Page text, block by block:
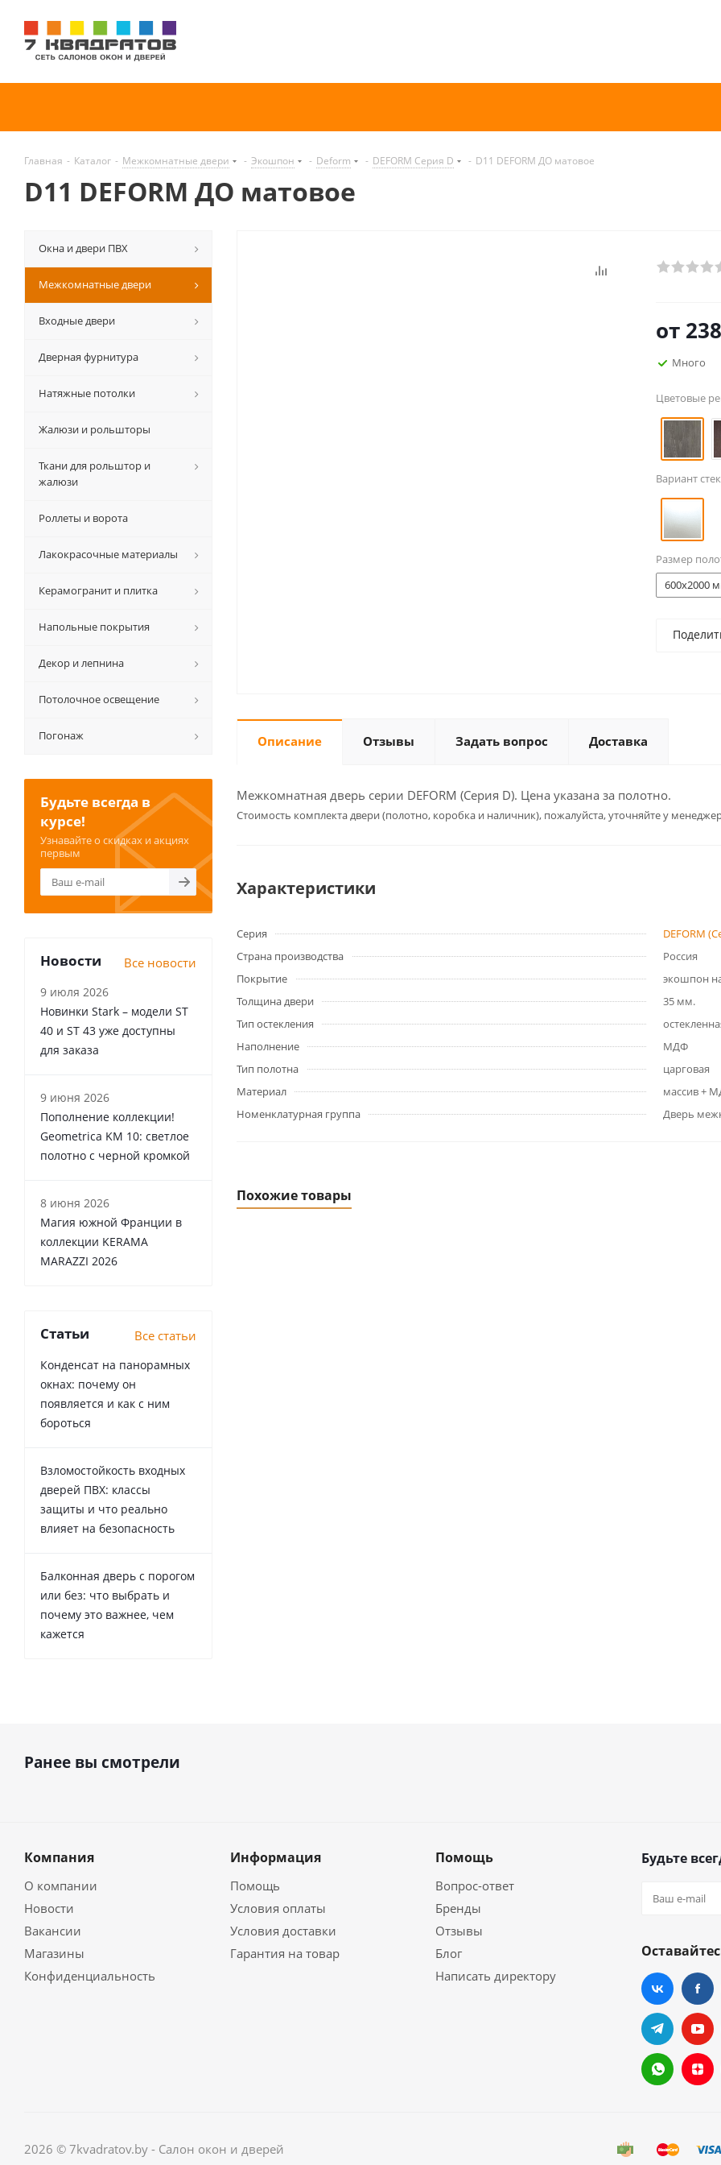
Главная - Каталог - Межкомнатные двери - Экошпон - Deform - DEFORM Серия D - D11 DEFORM ДО матовое
D11 DEFORM ДО матовое
от
Много
Цветовые
Вариант
Размер
600x2000
Описание Отзывы Задать вопрос Доставка
Межкомнатная дверь серии DEFORM (Серия D). Цена указана за полотно.
Cтоимость комплекта двери (полотно, коробка и наличник), пожалуйста, уточняйте у
Характеристики
Серия
DEFORM
Страна производства
Россия
Покрытие
экошпон
Толщина двери
35 мм.
Тип остекления
Наполнение
МДФ
Тип полотна
царговая
Материал
массив +
Номенклатурная группа
Дверь
Похожие товары
Окна и двери ПВХ
Межкомнатные двери
Входные двери
Дверная фурнитура
Натяжные потолки
Жалюзи и рольшторы
Ткани для рольштор и
жалюзи
Роллеты и ворота
Лакокрасочные материалы
Керамогранит и плитка
Напольные покрытия
Декор и лепнина
Потолочное освещение
Погонаж
Будьте всегда в
курсе!
Узнавайте о скидках и акциях
первым
Новости Все новости
9 июля 2026
Новинки Stark – модели ST
40 и ST 43 уже доступны
для заказа
9 июня 2026
Пополнение коллекции!
Geometrica KM 10: светлое
полотно с черной кромкой
8 июня 2026
Магия южной Франции в
коллекции KERAMA
MARAZZI 2026
Статьи Все статьи
Конденсат на панорамных
окнах: почему он
появляется и как с ним
бороться
Взломостойкость входных
дверей ПВХ: классы
защиты и что реально
влияет на безопасность
Балконная дверь с порогом
или без: что выбрать и
почему это важнее, чем
кажется
Ранее вы смотрели
Компания
О компании
Новости
Вакансии
Магазины
Конфиденциальность
Информация
Помощь
Условия оплаты
Условия доставки
Гарантия на товар
Помощь
Вопрос-ответ
Бренды
Отзывы
Блог
Написать директору
Будьте
2026 © 7kvadratov.by - Салон окон и дверей